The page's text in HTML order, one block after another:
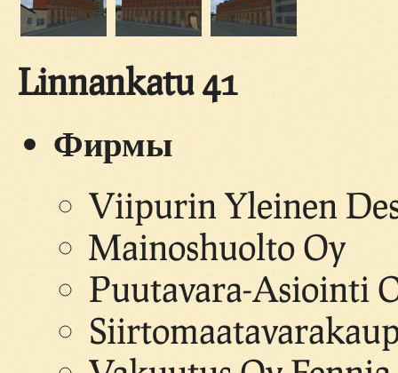
Linnankatu 41
Фирмы
Viipurin Yleinen
Mainoshuolto Oy
Puutavara-Asiointi